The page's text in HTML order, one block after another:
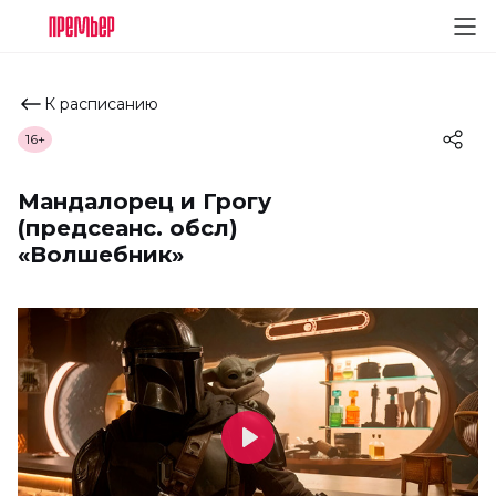
К расписанию
Мандалорец и Грогу
(предсеанс. обсл)
«Волшебник»
16+
Play